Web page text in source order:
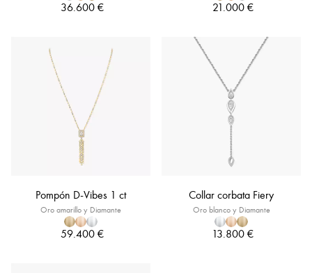
36.600 € 21.000 €
Pompón D-Vibes 1 ct
Oro amarillo y Diamante
59.400 €
Collar corbata Fiery
Oro blanco y Diamante
13.800 €